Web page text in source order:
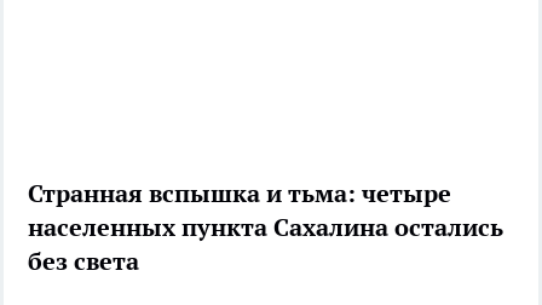
Странная вспышка и тьма: четыре
населенных пункта Сахалина остались
без света